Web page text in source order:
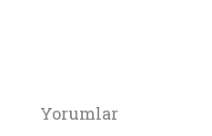
Yorumlar